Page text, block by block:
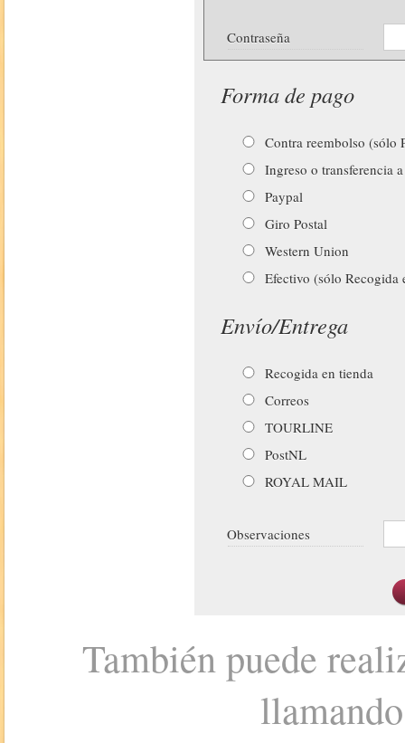
Contraseña
Forma de pago
Contra reembolso (sólo
Ingreso o transferencia
Paypal
Giro Postal
Western Union
Efectivo (sólo Recogida
Envío/Entrega
Recogida en tienda
Correos
TOURLINE
PostNL
ROYAL MAIL
Observaciones
También puede